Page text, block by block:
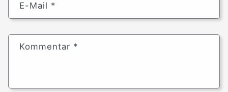
E-Mail *
Kommentar *